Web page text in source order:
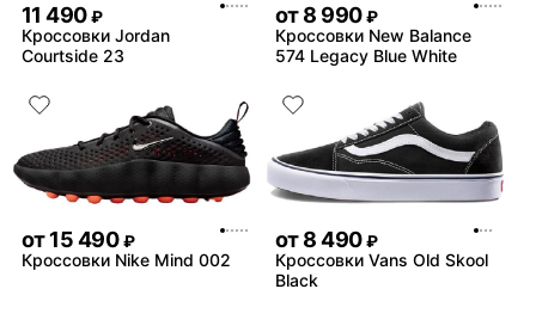
11 490 ₽
Кроссовки Jordan
Courtside 23
от8 990 ₽
Кроссовки New Balance
574 Legacy Blue White
от15 490 ₽
Кроссовки Nike Mind 002
от8 490 ₽
Кроссовки Vans Old Skool
Black